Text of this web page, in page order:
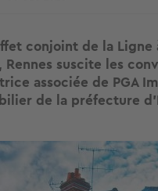
conjoint de la Ligne
Rennes suscite les
associée de PGA
de la préfecture